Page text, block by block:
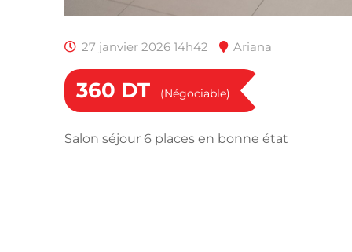
27 janvier 2026 14h42 Ariana
360 DT (Négociable)
Salon séjour 6 places en bonne état